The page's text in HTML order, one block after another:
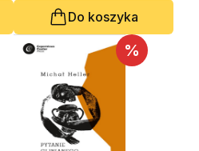
Do koszyka
%